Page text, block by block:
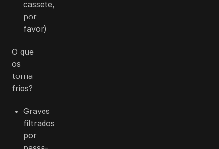
cassete,
por
favor)
O que
os
torna
frios?
Graves
filtrados
por